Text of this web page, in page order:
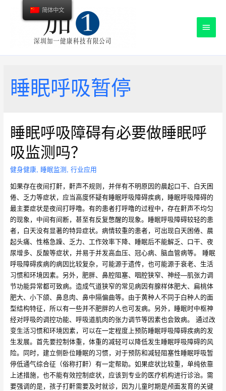
主
睡眠呼吸暂停
睡眠呼吸障碍有必要做睡眠呼
吸监测吗？
健身健康, 睡眠监测 , 行业应用
如果存在夜间打鼾，鼾声不规则，并伴有不明原因的晨起口干、白天困
倦、乏力等症状，应当高度怀疑有睡眠呼吸障碍疾病，睡眠呼吸障碍的
最主要症状是夜间打呼噜。有的患者打呼噜的过程中，存在鼾声不均匀
的现象，中间有间断，甚至有反复憋醒的现象。睡眠呼吸障碍较轻的患
者，白天没有显著的特异症状。病情较重的患者，可出现白天困倦、晨
起头痛、性格急躁、乏力、工作效率下降、睡眠后不能解乏、口干、夜
尿增多、反酸等症状，并易于并发高血压、冠心病、脑血管病等。 睡眠
呼吸障碍疾病的病因比较复杂，可能源于遗传，也可能源于衰老、生活
习惯和环境因素。另外，肥胖、鼻腔阻塞、咽腔狭窄、神经—肌张力调
节功能异常都可致病。造成气道狭窄的常见病因有腺样体肥大、扁桃体
肥大、小下颌、鼻息肉、鼻中隔偏曲等。由于黄种人不同于白种人的面
型结构特征，所以有一些并不肥胖的人也可发病。另外，睡眠时中枢神
经对呼吸的调控功能、呼吸道肌肉的张力调节等因素也会致病。 通过改
变生活习惯和环境因素，可以在一定程度上预防睡眠呼吸障碍疾病的发
生发展。首先要控制体重，体重的减轻可以降低发生睡眠呼吸障碍的风
险。同时，建立侧卧位睡眠的习惯，对于预防和减轻阻塞性睡眠呼吸暂
停低通气综合征（俗称打鼾）有一定帮助。如果症状比较重，单纯依靠
上述措施，也不能有效控制症状，应该到专业的医疗机构进行诊治。需
要强调的是，孩子打鼾需要及时就诊，因为儿童时期是颅面发育的关键
简体中文